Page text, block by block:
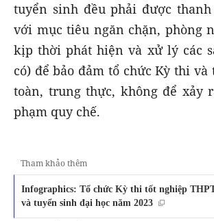
tuyển sinh đều phải được
với mục tiêu ngăn chặn, phòng
kịp thời phát hiện và xử lý các
có) để bảo đảm tổ chức Kỳ thi
toàn, trung thực, không để xảy
phạm quy chế.
Tham khảo thêm
Infographics: Tổ chức Kỳ thi tốt nghiệp
và tuyển sinh đại học năm 2023